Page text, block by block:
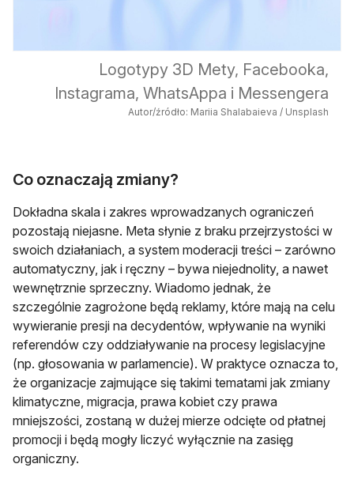
Logotypy 3D Mety, Facebooka,
Instagrama, WhatsAppa i Messengera
Autor/źródło: Mariia Shalabaieva / Unsplash
Co oznaczają zmiany?
Dokładna skala i zakres wprowadzanych ograniczeń
pozostają niejasne. Meta słynie z braku przejrzystości w
swoich działaniach, a system moderacji treści – zarówno
automatyczny, jak i ręczny – bywa niejednolity, a nawet
wewnętrznie sprzeczny. Wiadomo jednak, że
szczególnie zagrożone będą reklamy, które mają na celu
wywieranie presji na decydentów, wpływanie na wyniki
referendów czy oddziaływanie na procesy legislacyjne
(np. głosowania w parlamencie). W praktyce oznacza to,
że organizacje zajmujące się takimi tematami jak zmiany
klimatyczne, migracja, prawa kobiet czy prawa
mniejszości, zostaną w dużej mierze odcięte od płatnej
promocji i będą mogły liczyć wyłącznie na zasięg
organiczny.